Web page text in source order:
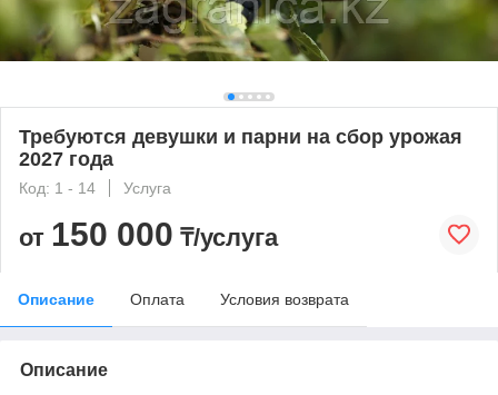
Требуются девушки и парни на сбор урожая
2027 года
Код: 1 - 14 Услуга
от 150 000 ₸/услуга
Описание Оплата Условия возврата
Описание